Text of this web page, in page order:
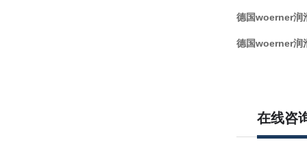
德国woerner润
德国woerner润
在线咨